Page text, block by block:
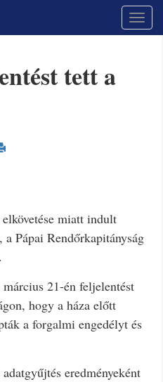
tett a
miatt indult
Pápai Rendőrkapitányság
21-én feljelentést
hogy a háza előtt
a forgalmi engedélyt és
eredményeként